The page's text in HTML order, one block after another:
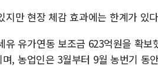
만 현장 체감 효과에는 한계가 있
유가연동 보조금 623억원을 확보
, 농업인은 3월부터 9월 농번기 동